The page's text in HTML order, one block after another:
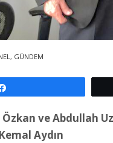
, GÜNDEM
ve Abdullah
Aydın